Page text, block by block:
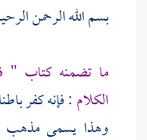
بسم الله الرحمن
ما تضمنه كتاب
الكلام : فإنه كفر
وهذا يسمى مذهب